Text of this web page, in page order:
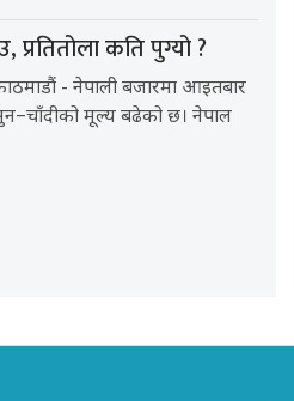
कति पुग्यो ?
- नेपाली बजारमा आइतबार
मूल्य बढेको छ। नेपाल